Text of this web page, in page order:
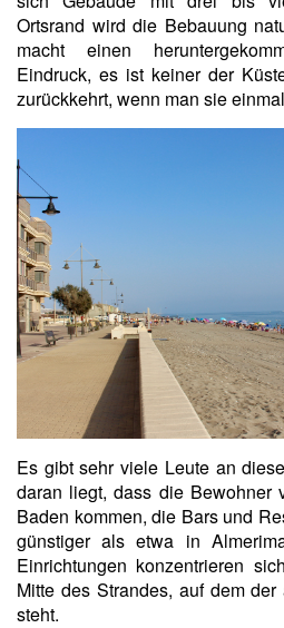
Ortsrand wird die Bebauung
macht einen
Eindruck, es ist keiner der
zurückkehrt, wenn man sie
Es gibt sehr viele Leute an
daran liegt, dass die Bewohner
Baden kommen, die Bars und
günstiger als etwa in
Einrichtungen konzentrieren
Mitte des Strandes, auf dem
steht.